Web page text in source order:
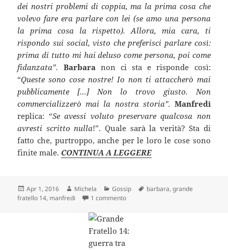
dei nostri problemi di coppia, ma la prima cosa che
volevo fare era parlare con lei (se amo una persona
la prima cosa la rispetto). Allora, mia cara, ti
rispondo sui social, visto che preferisci parlare così:
prima di tutto mi hai deluso come persona, poi come
fidanzata”. Barbara non ci sta e risponde così:
“Queste sono cose nostre! Io non ti attaccherò mai
pubblicamente […] Non lo trovo giusto. Non
commercializzerò mai la nostra storia”. Manfredi
replica: “Se avessi voluto preservare qualcosa non
avresti scritto nulla!”. Quale sarà la verità? Sta di
fatto che, purtroppo, anche per le loro le cose sono
finite male. CONTINUA A LEGGERE
Scritto
il
Apr 1, 2016 Autore
Michela Categorie
Gossip Tag
barbara,grande
fratello 14, manfredi 1 commentosu Grande Fratello 14: Barbara e